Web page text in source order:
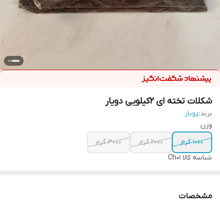
شکلات تخته ای 2کیلویی دویار
برند:دویار
وزن
1000 گرم
2000 گرم
3000 گرم
شناسه کالا Ch01
مشخصات